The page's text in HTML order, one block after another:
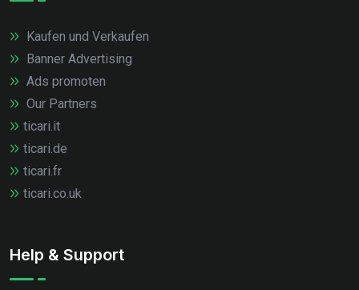
Kaufen und Verkaufen
Banner Advertising
Ads promoten
Our Partners
ticari.it
ticari.de
ticari.fr
ticari.co.uk
Help & Support